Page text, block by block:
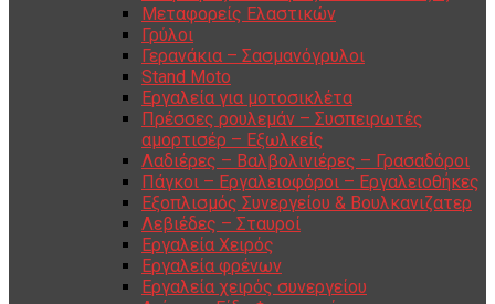
Μεταφορείς Ελαστικών
Γρύλοι
Γερανάκια – Σασμανόγρυλοι
Stand Moto
Εργαλεία για μοτοσικλέτα
Πρέσσες ρουλεμάν – Συσπειρωτές
αμορτισέρ – Εξωλκείς
Λαδιέρες – Βαλβολινιέρες – Γρασαδόροι
Πάγκοι – Εργαλειοφόροι – Εργαλειοθήκες
Εξοπλισμός Συνεργείου & Βουλκανιζατερ
Λεβιέδες – Σταυροί
Εργαλεία Χειρός
Εργαλεία φρένων
Εργαλεία χειρός συνεργείου